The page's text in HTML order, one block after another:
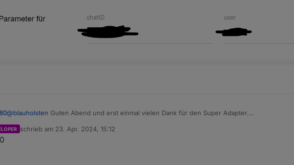
@blauholsten Guten Abend und erst einmal vielen Dank für den Super Adapter.
senden und empfangen. In der Karteikarte Benachrichtigungen habe ich alle Hacken aktiv.
schrieb am 23. Apr. 2024, 15:12
zuletzt editiert von